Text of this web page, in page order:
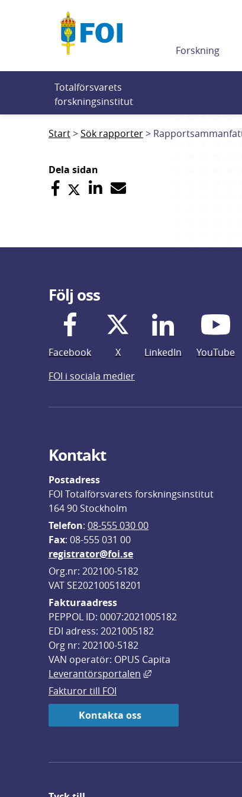
Forskning
Totalförsvarets
forskningsinstitut
Start Sök rapporter
Dela sidan
Följ oss
Facebook X LinkedIn
YouTube
FOI i sociala medier
Kontakt
Postadress
FOI Totalförsvarets forskningsinstitut
164 90 Stockholm
Telefon: 08-555 030 00
Fax: 08-555 031 00
registrator@foi.se
Org.nr: 202100-5182
VAT SE202100518201
Fakturaadress
PEPPOL ID: 0007:2021005182
EDI adress: 2021005182
Org nr: 202100-5182
VAN operatör: OPUS Capita
Leverantörsportalen
Länk till annan
Fakturor till FOI
Kontakta oss